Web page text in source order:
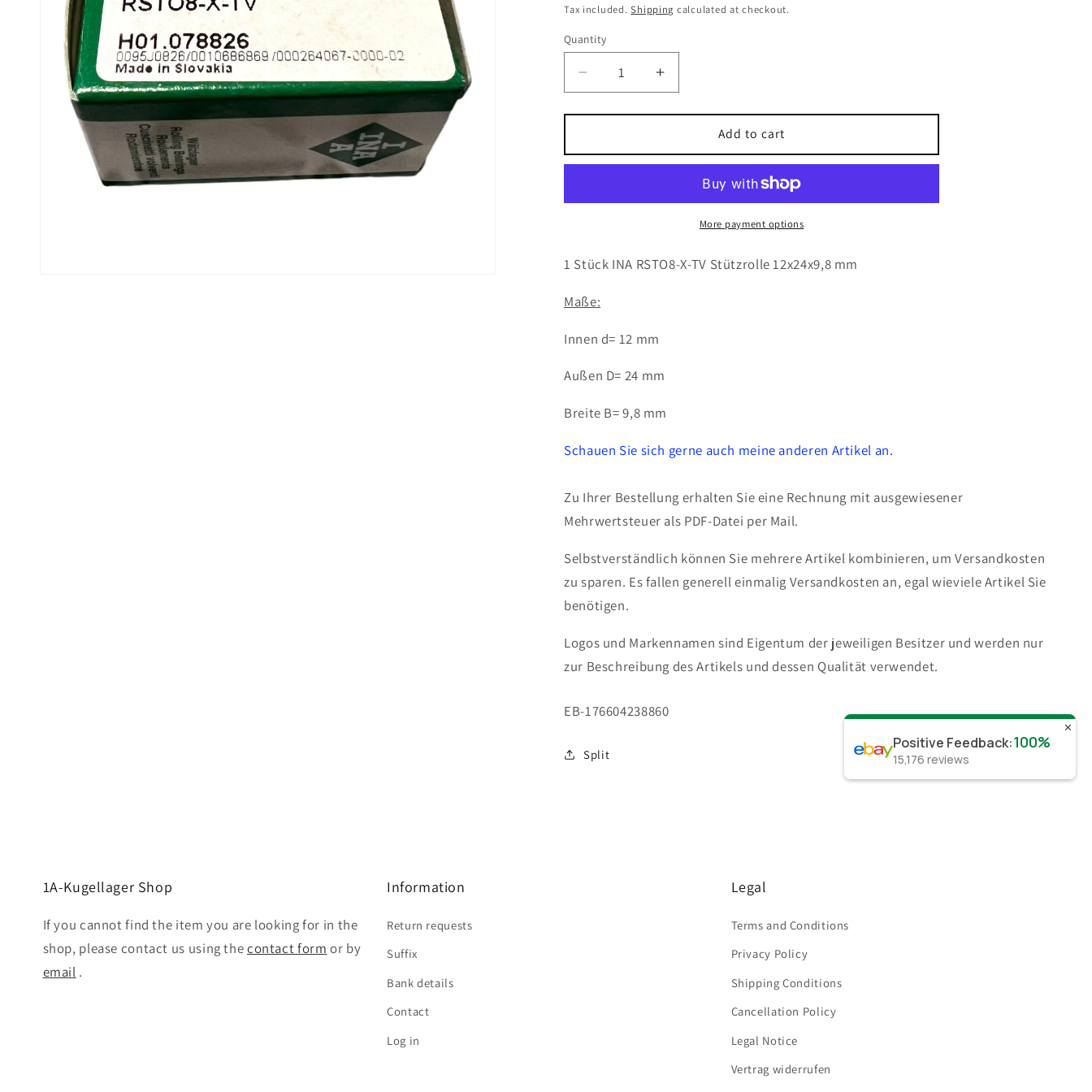
price
Tax included.Shipping calculated at checkout.
Quantity
Decrease
quantity
for
INA
RSTO8-
TV
mm
Increase
quantity
for
INA
RSTO8-
TV
Stützrolle
mm
Add to cart
More payment options
1 Stück INA RSTO8-X-TV Stützrolle 12x24x9,8 mm
Maße:
Innen d= 12 mm
Außen D= 24 mm
Breite B= 9,8 mm
Schauen Sie sich gerne auch meine anderen Artikel an.
Zu Ihrer Bestellung erhalten Sie eine Rechnung mit ausgewiesener
Mehrwertsteuer als PDF-Datei per Mail.
Selbstverständlich können Sie mehrere Artikel kombinieren, um Versandkosten
zu sparen. Es fallen generell einmalig Versandkosten an, egal wieviele Artikel Sie
benötigen.
Logos und Markennamen sind Eigentum der jeweiligen Besitzer und werden nur
zur Beschreibung des Artikels und dessen Qualität verwendet.
SKU:
EB-176604238860
Split
✕
Positive Feedback:100%
15,176 reviews
1A-Kugellager Shop
If you cannot find the item you are looking for in the
shop, please contact us using thecontact form or by
email .
Information
Return requests
Suffix
Bank details
Contact
Log in
Legal
Terms and Conditions
Privacy Policy
Shipping Conditions
Cancellation Policy
Legal Notice
Vertrag widerrufen